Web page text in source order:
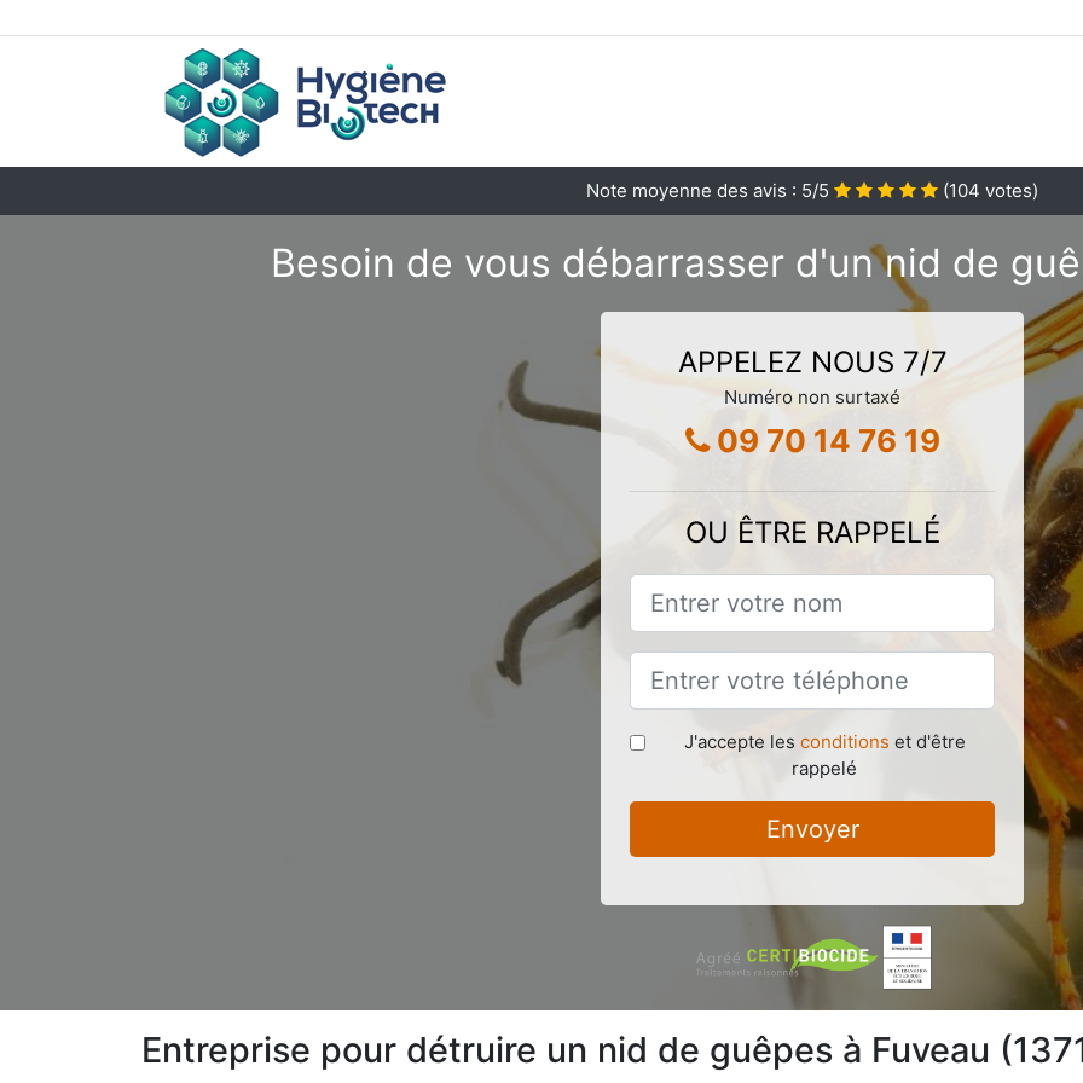
Note moyenne des avis : 5/5 (104 votes)
Besoin de vous débarrasser d'un nid de
APPELEZ NOUS 7/7
Numéro non surtaxé
09 70 14 76 19
OU ÊTRE RAPPELÉ
J'accepte les conditions et d'être
rappelé
Envoyer
Entreprise pour détruire un nid de guêpes à Fuveau